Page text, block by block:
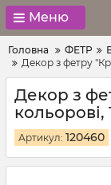
Меню
Головна ФЕТР
Декор з фетру
Декор з
Артикул: 120460